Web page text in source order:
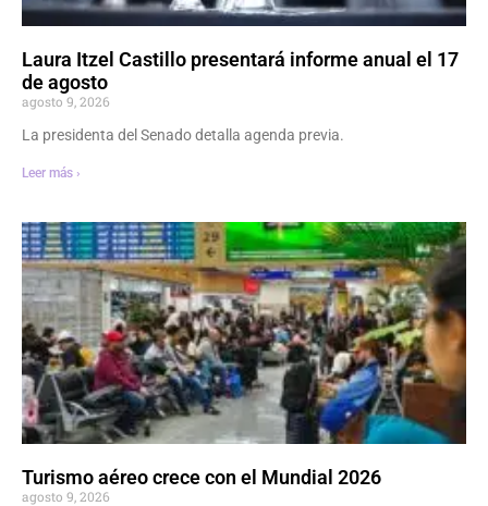
Laura Itzel Castillo presentará informe anual el 17
de agosto
agosto 9, 2026
La presidenta del Senado detalla agenda previa.
Leer más ›
Turismo aéreo crece con el Mundial 2026
agosto 9, 2026